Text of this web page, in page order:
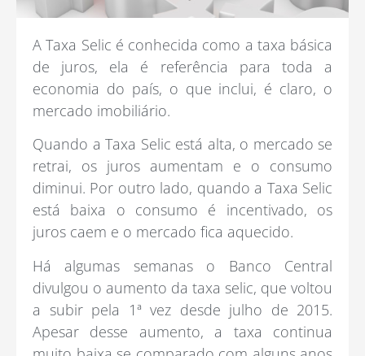
A Taxa Selic é conhecida como a taxa básica
de juros, ela é referência para toda a
economia do país, o que inclui, é claro, o
mercado imobiliário.
Quando a Taxa Selic está alta, o mercado se
retrai, os juros aumentam e o consumo
diminui. Por outro lado, quando a Taxa Selic
está baixa o consumo é incentivado, os
juros caem e o mercado fica aquecido.
Há algumas semanas o Banco Central
divulgou o aumento da taxa selic, que voltou
a subir pela 1ª vez desde julho de 2015.
Apesar desse aumento, a taxa continua